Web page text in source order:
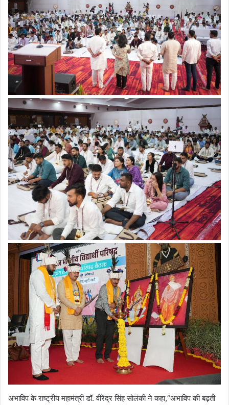
अभाविप के राष्ट्रीय महामंत्री डॉ. वीरेंद्र सिंह सोलंकी ने कहा,“अभाविप की बढ़ती